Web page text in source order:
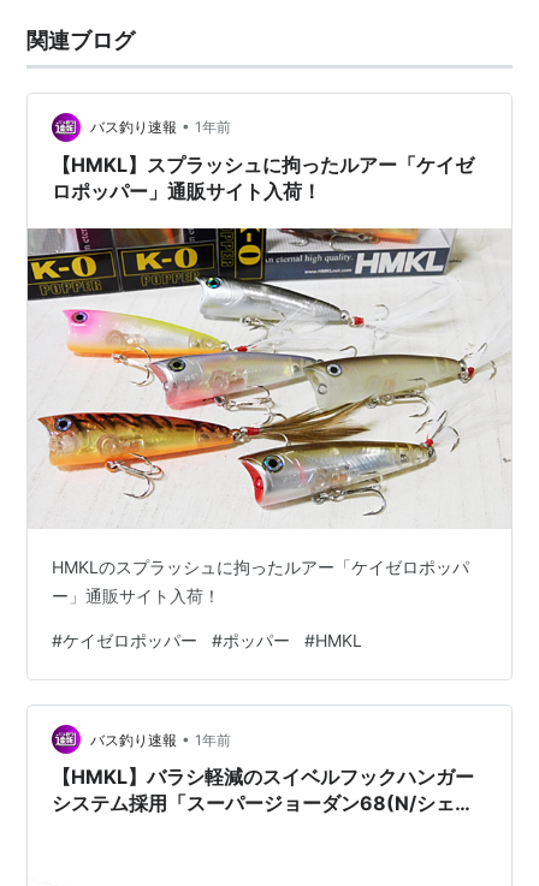
関連ブログ
バス釣り速報 • 1年前
【HMKL】スプラッシュに拘ったルアー「ケイゼ
ロポッパー」通販サイト入荷！
HMKLのスプラッシュに拘ったルアー「ケイゼロポッパ
ー」通販サイト入荷！
#ケイゼロポッパー #ポッパー #HMKL
バス釣り速報 • 1年前
【HMKL】バラシ軽減のスイベルフックハンガー
システム採用「スーパージョーダン68(N/シェル)